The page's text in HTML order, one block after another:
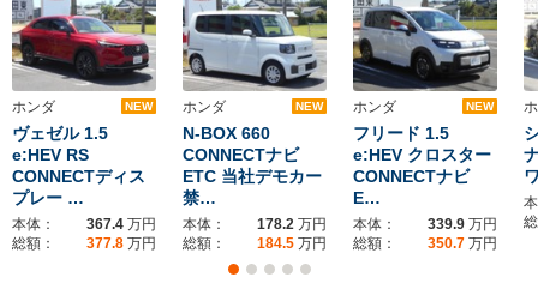
ホンダ NEW
ヴェゼル 1.5
e:HEV RS
CONNECTディス
プレー …
本体： 367.4 万円
総額：
377.8 万円
ホンダ NEW
N-BOX 660
CONNECTナビ
ETC 当社デモカー
禁…
本体： 178.2 万円
総額：
184.5 万円
ホンダ NEW
フリード 1.5
e:HEV クロスター
CONNECTナビ
E…
本体： 339.9 万円
総額：
350.7 万円